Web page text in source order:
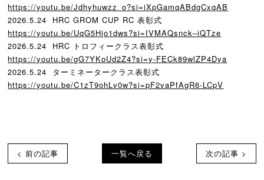
https://youtu.be/Jdhyhuwzz_o?si=iXpGamqABdgCxqAB
2026.5.24 HRC GROM CUP RC 表彰式
https://youtu.be/UqG5Hjo1dws?si=IVMAQsnck–iQTze
2026.5.24 HRC トロフィークラス表彰式
https://youtu.be/gG7YKoUd2Z4?si=y-FECk89wlZP4Dya
2026.5.24 ターミネータークラス表彰式
https://youtu.be/C1zT9ohLv0w?si=pF2vaPfAgR6-LCpV
< 前の記事 一覧へ戻る 次の記事 >